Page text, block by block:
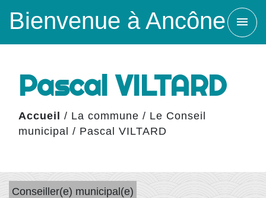
Bienvenue à Ancône menu
Pascal VILTARD
Accueil / La commune / Le Conseil
municipal / Pascal VILTARD
Conseiller(e) municipal(e)